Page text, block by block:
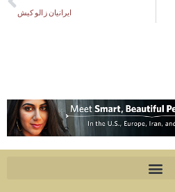
ایرانیان زالو کیش